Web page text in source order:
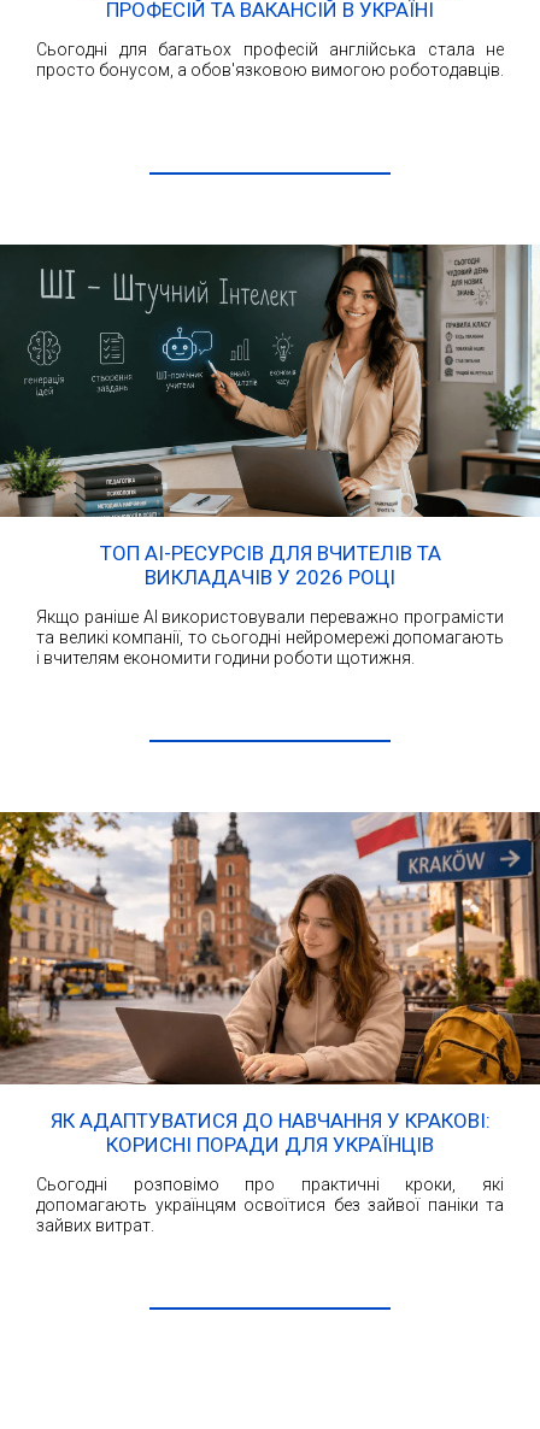
ПРОФЕСІЙ ТА ВАКАНСІЙ В УКРАЇНІ
Сьогодні для багатьох професій англійська стала не
просто бонусом, а обов'язковою вимогою роботодавців.
ТОП AI-РЕСУРСІВ ДЛЯ ВЧИТЕЛІВ ТА
ВИКЛАДАЧІВ У 2026 РОЦІ
Якщо раніше AI використовували переважно програмісти
та великі компанії, то сьогодні нейромережі допомагають
і вчителям економити години роботи щотижня.
ЯК АДАПТУВАТИСЯ ДО НАВЧАННЯ У КРАКОВІ:
КОРИСНІ ПОРАДИ ДЛЯ УКРАЇНЦІВ
Сьогодні розповімо про практичні кроки, які
допомагають українцям освоїтися без зайвої паніки та
зайвих витрат.